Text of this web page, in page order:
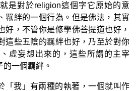
是對於religion這個字它原始的意
羈絆的一個行為。但是佛法，其實
好，不管你是修學佛菩提道也好，
這些五陰的羈絆也好，乃至於對你
虛妄想出來的，這些所謂的主宰
一個羈絆。
「我」有兩種的執著，一個就叫作